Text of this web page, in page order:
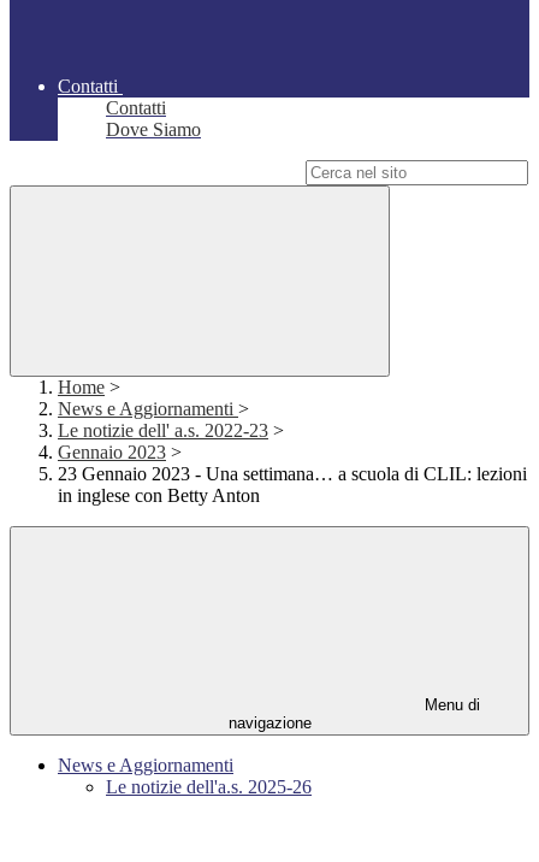
Contatti
Contatti
Dove Siamo
Home >
News e Aggiornamenti >
Le notizie dell' a.s. 2022-23 >
Gennaio 2023 >
23 Gennaio 2023 - Una settimana… a scuola di CLIL: lezioni
in inglese con Betty Anton
Menu di
navigazione
News e Aggiornamenti
Le notizie dell'a.s. 2025-26